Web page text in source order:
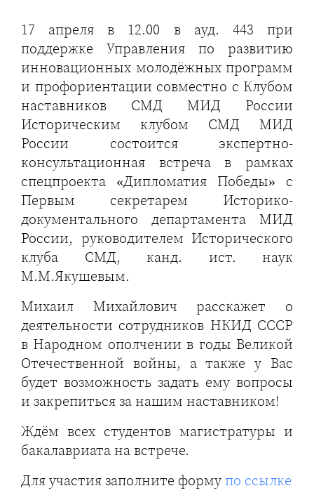
17 апреля в 12.00 в ауд. 443 при
поддержке Управления по развитию
инновационных молодёжных программ
и профориентации совместно с Клубом
наставников СМД МИД России
Историческим клубом СМД МИД
России состоится экспертно-
консультационная встреча в рамках
спецпроекта «Дипломатия Победы» с
Первым секретарем Историко-
документального департамента МИД
России, руководителем Исторического
клуба СМД, канд. ист. наук
М.М.Якушевым.
Михаил Михайлович расскажет о
деятельности сотрудников НКИД СССР
в Народном ополчении в годы Великой
Отечественной войны, а также у Вас
будет возможность задать ему вопросы
и закрепиться за нашим наставником!
Ждём всех студентов магистратуры и
бакалавриата на встрече.
Для участия заполните форму по ссылке